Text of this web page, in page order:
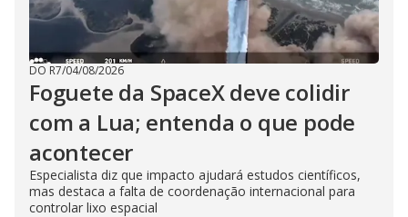
DO R7/04/08/2026
Foguete da SpaceX deve colidir
com a Lua; entenda o que pode
acontecer
Especialista diz que impacto ajudará estudos científicos,
mas destaca a falta de coordenação internacional para
controlar lixo espacial